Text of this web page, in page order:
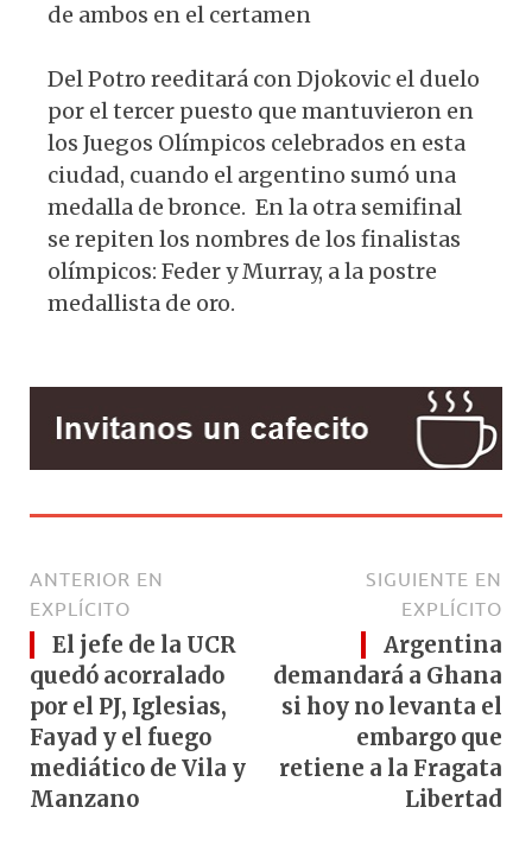
de ambos en el certamen
Del Potro reeditará con Djokovic el duelo
por el tercer puesto que mantuvieron en
los Juegos Olímpicos celebrados en esta
ciudad, cuando el argentino sumó una
medalla de bronce. En la otra semifinal
se repiten los nombres de los finalistas
olímpicos: Feder y Murray, a la postre
medallista de oro.
ANTERIOR EN
EXPLÍCITO
El jefe de la UCR
quedó acorralado
por el PJ, Iglesias,
Fayad y el fuego
mediático de Vila y
Manzano
SIGUIENTE EN
EXPLÍCITO
Argentina
demandará a Ghana
si hoy no levanta el
embargo que
retiene a la Fragata
Libertad